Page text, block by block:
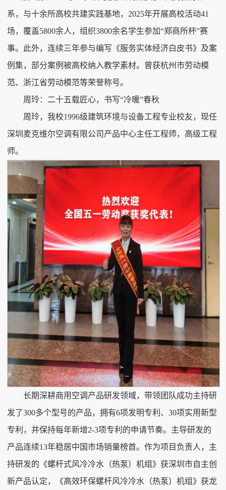
系，与十余所高校共建实践基地，2025年开展高校活动41
场，覆盖5800余人，组织3800余名学生参加“郑商所杯”赛
事。此外，连续三年参与编写《服务实体经济白皮书》及案
例集，部分案例被高校纳入教学素材。曾获杭州市劳动模
范、浙江省劳动模范等荣誉称号。
周玲：二十五载匠心，书写“冷暖”春秋
周玲，我校1996级建筑环境与设备工程专业校友，现任
深圳麦克维尔空调有限公司产品中心主任工程师，高级工程
师。
长期深耕商用空调产品研发领域，带领团队成功主持研
发了300多个型号的产品，拥有6项发明专利、30项实用新型
专利，并保持每年新增2-3项专利的申请节奏。主导研发的
产品连续13年稳居中国市场销量榜首。作为项目负责人，主
持研发的《螺杆式风冷冷水（热泵）机组》获深圳市自主创
新产品认定，《高效环保螺杆风冷冷水（热泵）机组》获龙